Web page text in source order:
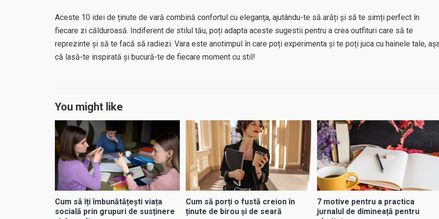
Aceste 10 idei de ținute de vară combină confortul cu eleganța, ajutându-te să arăți și să te simți perfect în
fiecare zi călduroasă. Indiferent de stilul tău, poți adapta aceste sugestii pentru a crea outfituri care să te
reprezinte și să te facă să radiezi. Vara este anotimpul în care poți experimenta și te poți juca cu hainele tale,
că lasă-te inspirată și bucură-te de fiecare moment cu stil!
You might like
Cum să îți îmbunătățești viața
socială prin grupuri de susținere
Cum să porți o fustă creion în
ținute de birou și de seară
7 motive pentru a practica
jurnalul de dimineață pentru